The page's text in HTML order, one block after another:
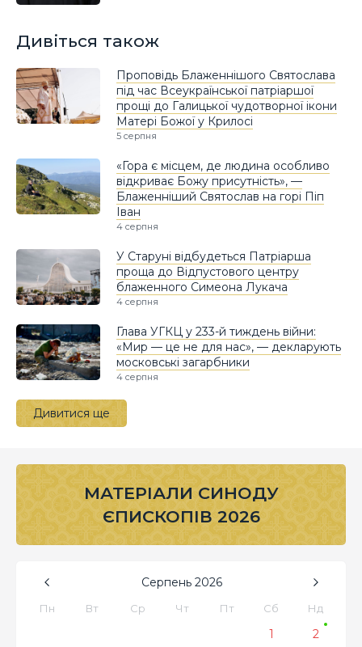
Дивіться також
Проповідь Блаженнішого Святослава
під час Всеукраїнської патріаршої
прощі до Галицької чудотворної ікони
Матері Божої у Крилосі
5 серпня
«Гора є місцем, де людина особливо
відкриває Божу присутність», —
Блаженніший Святослав на горі Піп
Іван
4 серпня
У Старуні відбудеться Патріарша
проща до Відпустового центру
блаженного Симеона Лукача
4 серпня
Глава УГКЦ у 233-й тиждень війни:
«Мир — це не для нас», — декларують
московські загарбники
4 серпня
Дивитися ще
МАТЕРІАЛИ СИНОДУ
ЄПИСКОПІВ 2026
Серпень 2026
Пн Вт Ср Чт Пт Сб Нд
1
2